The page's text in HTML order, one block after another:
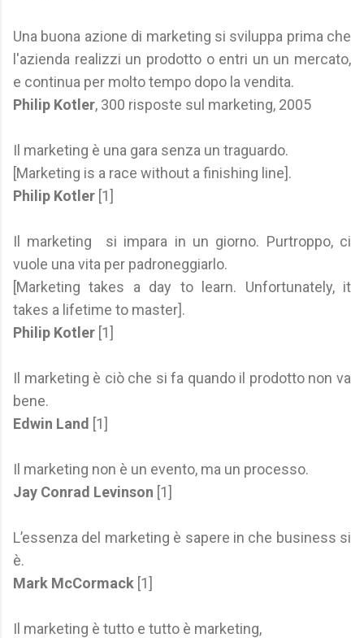
Una buona azione di marketing si sviluppa prima che
l'azienda realizzi un prodotto o entri un un mercato,
e continua per molto tempo dopo la vendita.
Philip Kotler, 300 risposte sul marketing, 2005
Il marketing è una gara senza un traguardo.
[Marketing is a race without a finishing line].
Philip Kotler [1]
Il marketing si impara in un giorno. Purtroppo, ci
vuole una vita per padroneggiarlo.
[Marketing takes a day to learn. Unfortunately, it
takes a lifetime to master].
Philip Kotler [1]
Il marketing è ciò che si fa quando il prodotto non va
bene.
Edwin Land [1]
Il marketing non è un evento, ma un processo.
Jay Conrad Levinson [1]
L’essenza del marketing è sapere in che business si
è.
Mark McCormack [1]
Il marketing è tutto e tutto è marketing,